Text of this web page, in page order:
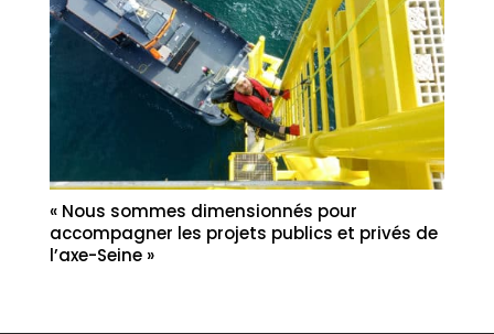
« Nous sommes dimensionnés pour
accompagner les projets publics et privés de
l’axe-Seine »